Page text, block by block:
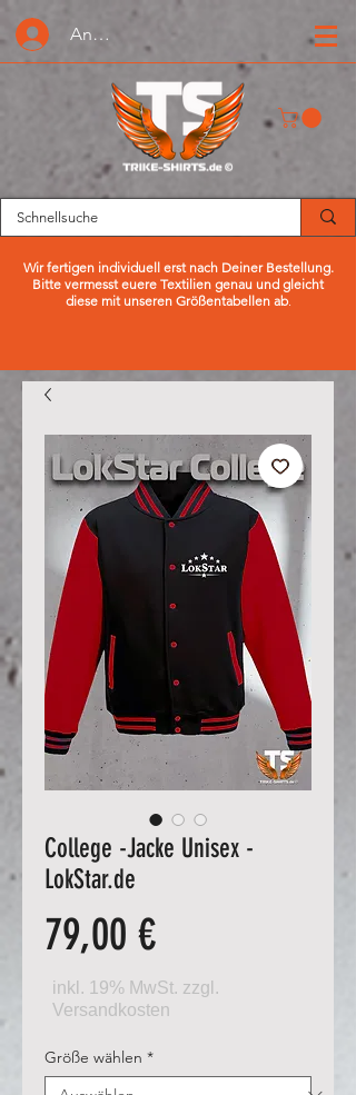
Anmelden oder Registrieren
Wir fertigen individuell erst nach Deiner Bestellung.
Bitte vermesst euere Textilien genau und gleicht
diese mit unseren Größentabellen ab.
College -Jacke Unisex -
LokStar.de
79,00 €Preis
Größe wählen *